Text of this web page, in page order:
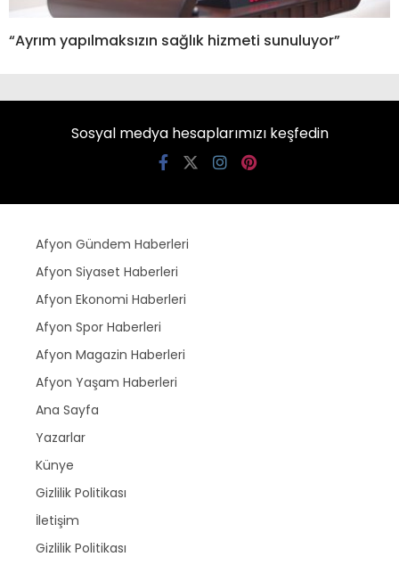
“Ayrım yapılmaksızın sağlık hizmeti sunuluyor”
Sosyal medya hesaplarımızı keşfedin
Afyon Gündem Haberleri
Afyon Siyaset Haberleri
Afyon Ekonomi Haberleri
Afyon Spor Haberleri
Afyon Magazin Haberleri
Afyon Yaşam Haberleri
Ana Sayfa
Yazarlar
Künye
Gizlilik Politikası
İletişim
Gizlilik Politikası